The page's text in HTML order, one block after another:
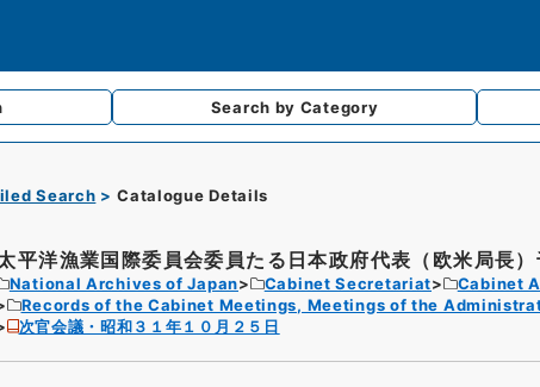
Search by Category
Search Catalogue Details
平洋漁業国際委員会委員たる日本政府代表（欧米局長
National Archives of Japan Cabinet Secretariat
Cabinet
Records of the Cabinet Meetings, Meetings of the
次官会議・昭和３１年１０月２５日